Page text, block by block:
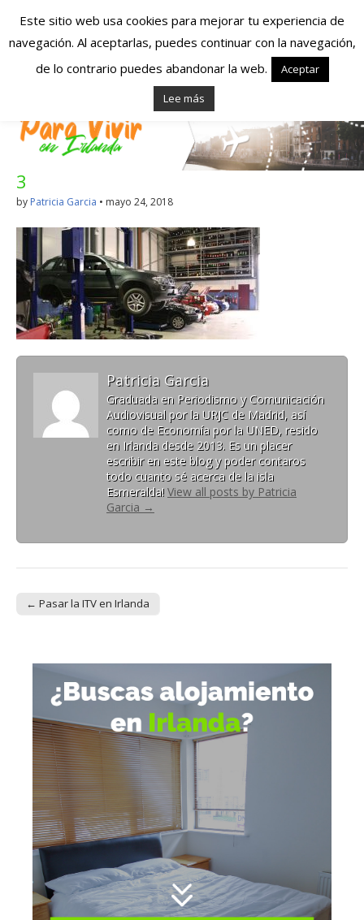
Españoles en
Irlanda – Vivir en
Irlanda – Trabajo
en Irlanda –
Alojamiento en
Irlanda
Blog dedicado a los que viven, estudian y trabajan en
Irlanda!
3
by Patricia Garcia • mayo 24, 2018
Patricia Garcia
Graduada en Periodismo y Comunicación
Audiovisual por la URJC de Madrid, así
como de Economía por la UNED, resido
en Irlanda desde 2013. Es un placer
escribir en este blog y poder contaros
todo cuanto sé acerca de la isla
Esmeralda! View all posts by Patricia
Garcia →
← Pasar la ITV en Irlanda
Este sitio web usa cookies para mejorar tu experiencia de
navegación. Al aceptarlas, puedes continuar con la navegación,
de lo contrario puedes abandonar la web.
Aceptar
Lee más